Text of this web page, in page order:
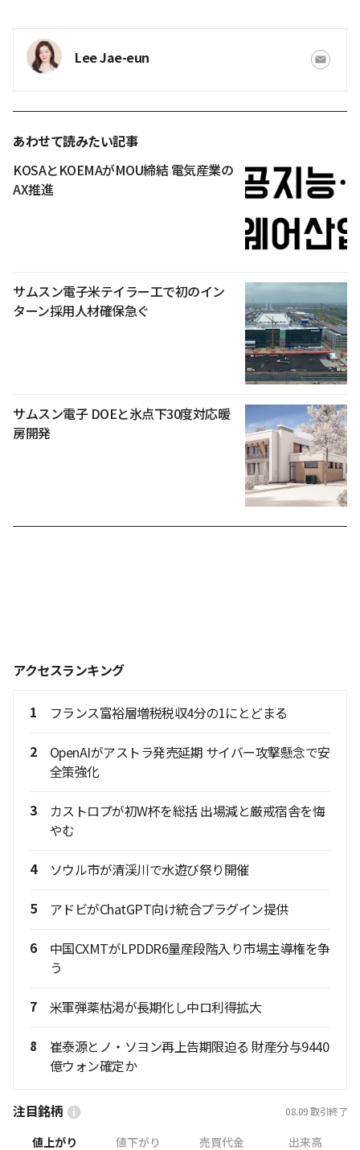
Lee Jae-eun
あわせて読みたい記事
KOSAとKOEMAがMOU締結 電気産業の
AX推進
サムスン電子米テイラー工で初のイン
ターン採用人材確保急ぐ
サムスン電子 DOEと氷点下30度対応暖
房開発
アクセスランキング
1 フランス富裕層増税税収4分の1にとどまる
2
OpenAIがアストラ発売延期 サイバー攻撃懸念で安
全策強化
3
カストロプが初W杯を総括 出場減と厳戒宿舎を悔
やむ
4 ソウル市が清渓川で水遊び祭り開催
5 アドビがChatGPT向け統合プラグイン提供
6
中国CXMTがLPDDR6量産段階入り市場主導権を争
う
7 米軍弾薬枯渇が長期化し中ロ利得拡大
8
崔泰源とノ・ソヨン再上告期限迫る 財産分与9440
億ウォン確定か
注目銘柄 08.09 取引終了
値上がり 値下がり 売買代金 出来高